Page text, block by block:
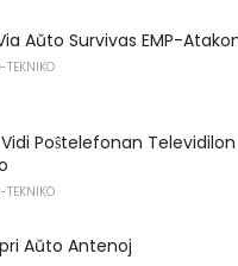
Aŭto Survivas EMP-
TEKNIKO
Poŝtelefonan
TEKNIKO
Aŭto Antenoj